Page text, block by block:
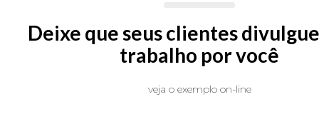
Deixe que seus clientes
trabalho por você
veja o exemplo on-line